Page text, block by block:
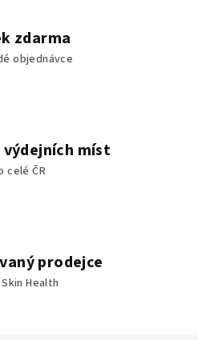
zdarma
objednávce
výdejních míst
celé ČR
prodejce
Health